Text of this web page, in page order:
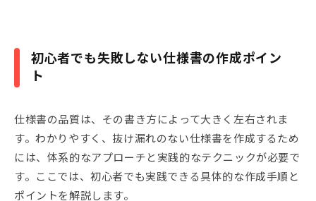
初心者でも失敗しない仕様書の作成ポイン
ト
仕様書の品質は、その書き方によって大きく左右されま
す。わかりやすく、抜け漏れのない仕様書を作成するため
には、体系的なアプローチと実践的なテクニックが必要で
す。ここでは、初心者でも実践できる具体的な作成手順と
ポイントを解説します。